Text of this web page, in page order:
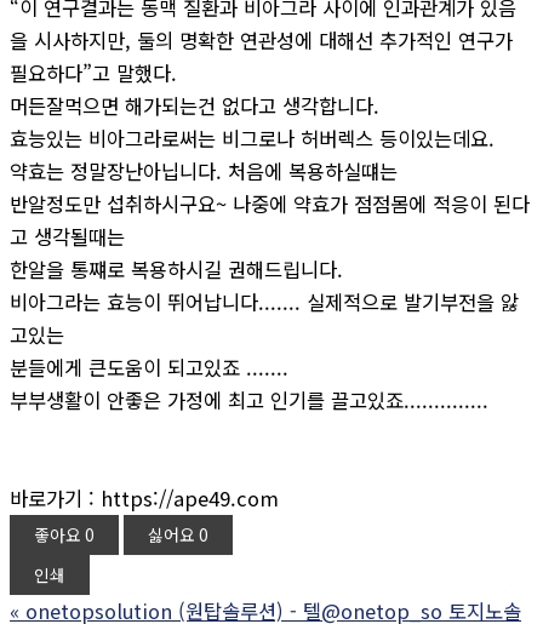
“이 연구결과는 동맥 질환과 비아그라 사이에 인과관계가 있음
을 시사하지만, 둘의 명확한 연관성에 대해선 추가적인 연구가
필요하다”고 말했다.
머든잘먹으면 해가되는건 없다고 생각합니다.
효능있는 비아그라로써는 비그로나 허버렉스 등이있는데요.
약효는 정말장난아닙니다. 처음에 복용하실떄는
반알정도만 섭취하시구요~ 나중에 약효가 점점몸에 적응이 된다
고 생각될때는
한알을 통쨰로 복용하시길 권해드립니다.
비아그라는 효능이 뛰어납니다....... 실제적으로 발기부전을 앓
고있는
분들에게 큰도움이 되고있죠 .......
부부생활이 안좋은 가정에 최고 인기를 끌고있죠..............
바로가기 : https://ape49.com
좋아요 0 싫어요 0
인쇄
« onetopsolution (원탑솔루션) - 텔@onetop_so 토지노솔